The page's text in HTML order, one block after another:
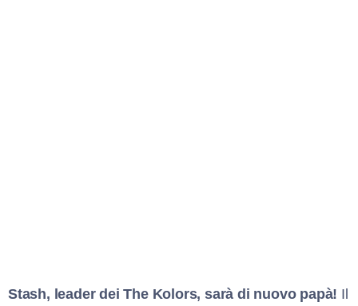
Stash, leader dei The Kolors, sarà di nuovo papà! Il